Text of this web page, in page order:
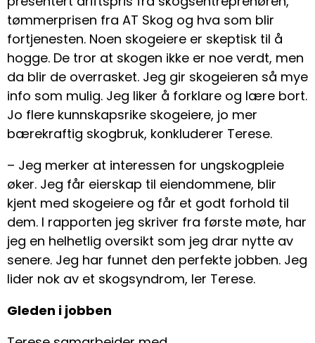
tømmerprisen fra AT Skog og hva som blir
fortjenesten. Noen skogeiere er skeptisk til å
hogge. De tror at skogen ikke er noe verdt, men
da blir de overrasket. Jeg gir skogeieren så mye
info som mulig. Jeg liker å forklare og lære bort.
Jo flere kunnskapsrike skogeiere, jo mer
bærekraftig skogbruk, konkluderer Terese.
– Jeg merker at interessen for ungskogpleie
øker. Jeg får eierskap til eiendommene, blir
kjent med skogeiere og får et godt forhold til
dem. I rapporten jeg skriver fra første møte, har
jeg en helhetlig oversikt som jeg drar nytte av
senere. Jeg har funnet den perfekte jobben. Jeg
lider nok av et skogsyndrom, ler Terese.
Gleden i jobben